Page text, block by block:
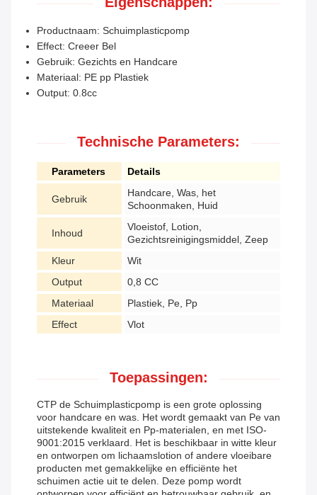
Productnaam: Schuimplasticpomp
Effect: Creeer Bel
Gebruik: Gezichts en Handcare
Materiaal: PE pp Plastiek
Output: 0.8cc
Technische Parameters:
Parameters Details
Gebruik
Handcare, Was, het
Schoonmaken, Huid
Inhoud
Vloeistof, Lotion,
Gezichtsreinigingsmiddel, Zeep
Kleur
Wit
Output
0,8 CC
Materiaal
Plastiek, Pe, Pp
Effect
Vlot
Toepassingen:
CTP de Schuimplasticpomp is een grote oplossing
voor handcare en was. Het wordt gemaakt van Pe van
uitstekende kwaliteit en Pp-materialen, en met ISO-
9001:2015 verklaard. Het is beschikbaar in witte kleur
en ontworpen om lichaamslotion of andere vloeibare
producten met gemakkelijke en efficiënte het
schuimen actie uit te delen. Deze pomp wordt